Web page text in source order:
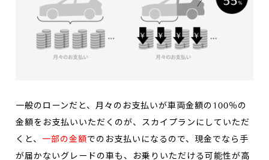
一般のローンだと、月々のお支払いが車両金額の100％の
金額をお支払いいただくのが、スカイプランにしていただ
くと、 一部の金額でのお支払いになるので、現金でなら手
が届かないグレードの車も、お乗りいただける可能性が高